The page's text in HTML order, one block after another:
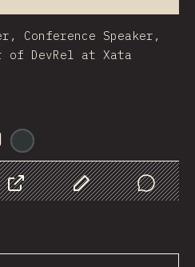
Conference Speaker,
of DevRel at Xata
CondividerePersonalizza i dati
Comments